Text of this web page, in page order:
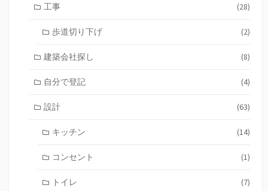
工事 (28)
歩道切り下げ (2)
建築会社探し (8)
自分で登記 (4)
設計 (63)
キッチン (14)
コンセント (1)
トイレ (7)